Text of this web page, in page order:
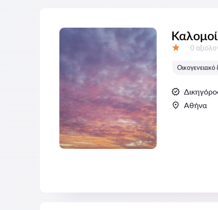
0
Οικογενειακό
Αθήνα